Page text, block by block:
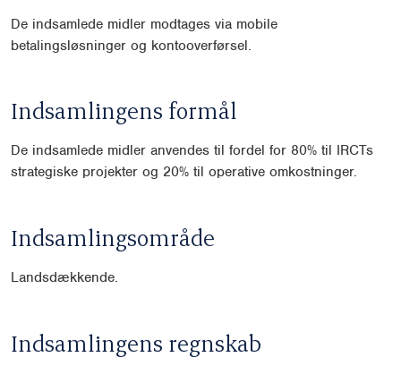
De indsamlede midler modtages via mobile
betalingsløsninger og kontooverførsel.
Indsamlingens formål
De indsamlede midler anvendes til fordel for 80% til IRCTs
strategiske projekter og 20% til operative omkostninger.
Indsamlingsområde
Landsdækkende.
Indsamlingens regnskab